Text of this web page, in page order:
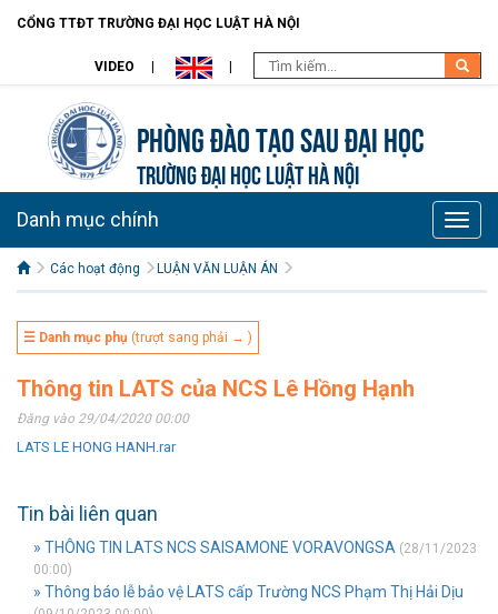
CỔNG TTĐT TRƯỜNG ĐẠI HỌC LUẬT HÀ NỘI
VIDEO
Phòng Đào tạo Sau đại học
TRƯỜNG ĐẠI HỌC LUẬT HÀ NỘI
Toggle
Danh mục chính
Các hoạt động LUẬN VĂN LUẬN ÁN
☰ Danh mục phụ (trượt sang phải → )
Thông tin LATS của NCS Lê Hồng Hạnh
Đăng vào 29/04/2020 00:00
LATS LE HONG HANH.rar
Tin bài liên quan
» THÔNG TIN LATS NCS SAISAMONE VORAVONGSA (28/11/2023
00:00)
» Thông báo lễ bảo vệ LATS cấp Trường NCS Phạm Thị Hải Dịu